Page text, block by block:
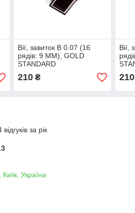
Вії, завиток B 0.07 (16
рядів: 9 ММ), GOLD
STANDARD
210₴
Вії,
210
за рік
Україна